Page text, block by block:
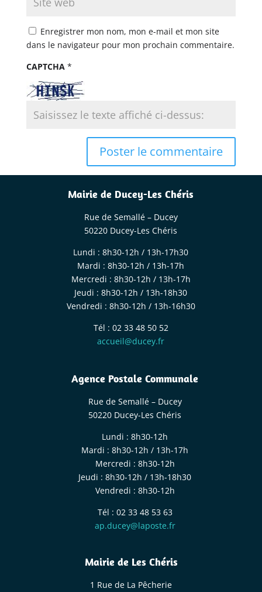
Enregistrer mon nom, mon e-mail et mon site
dans le navigateur pour mon prochain commentaire.
CAPTCHA *
Mairie de Ducey-Les Chéris
Rue de Semallé – Ducey
50220 Ducey-Les Chéris
Lundi : 8h30-12h / 13h-17h30
Mardi : 8h30-12h / 13h-17h
Mercredi : 8h30-12h / 13h-17h
Jeudi : 8h30-12h / 13h-18h30
Vendredi : 8h30-12h / 13h-16h30
Tél : 02 33 48 50 52
accueil@ducey.fr
Agence Postale Communale
Rue de Semallé – Ducey
50220 Ducey-Les Chéris
Lundi : 8h30-12h
Mardi : 8h30-12h / 13h-17h
Mercredi : 8h30-12h
Jeudi : 8h30-12h / 13h-18h30
Vendredi : 8h30-12h
Tél : 02 33 48 53 63
ap.ducey@laposte.fr
Mairie de Les Chéris
1 Rue de La Pêcherie